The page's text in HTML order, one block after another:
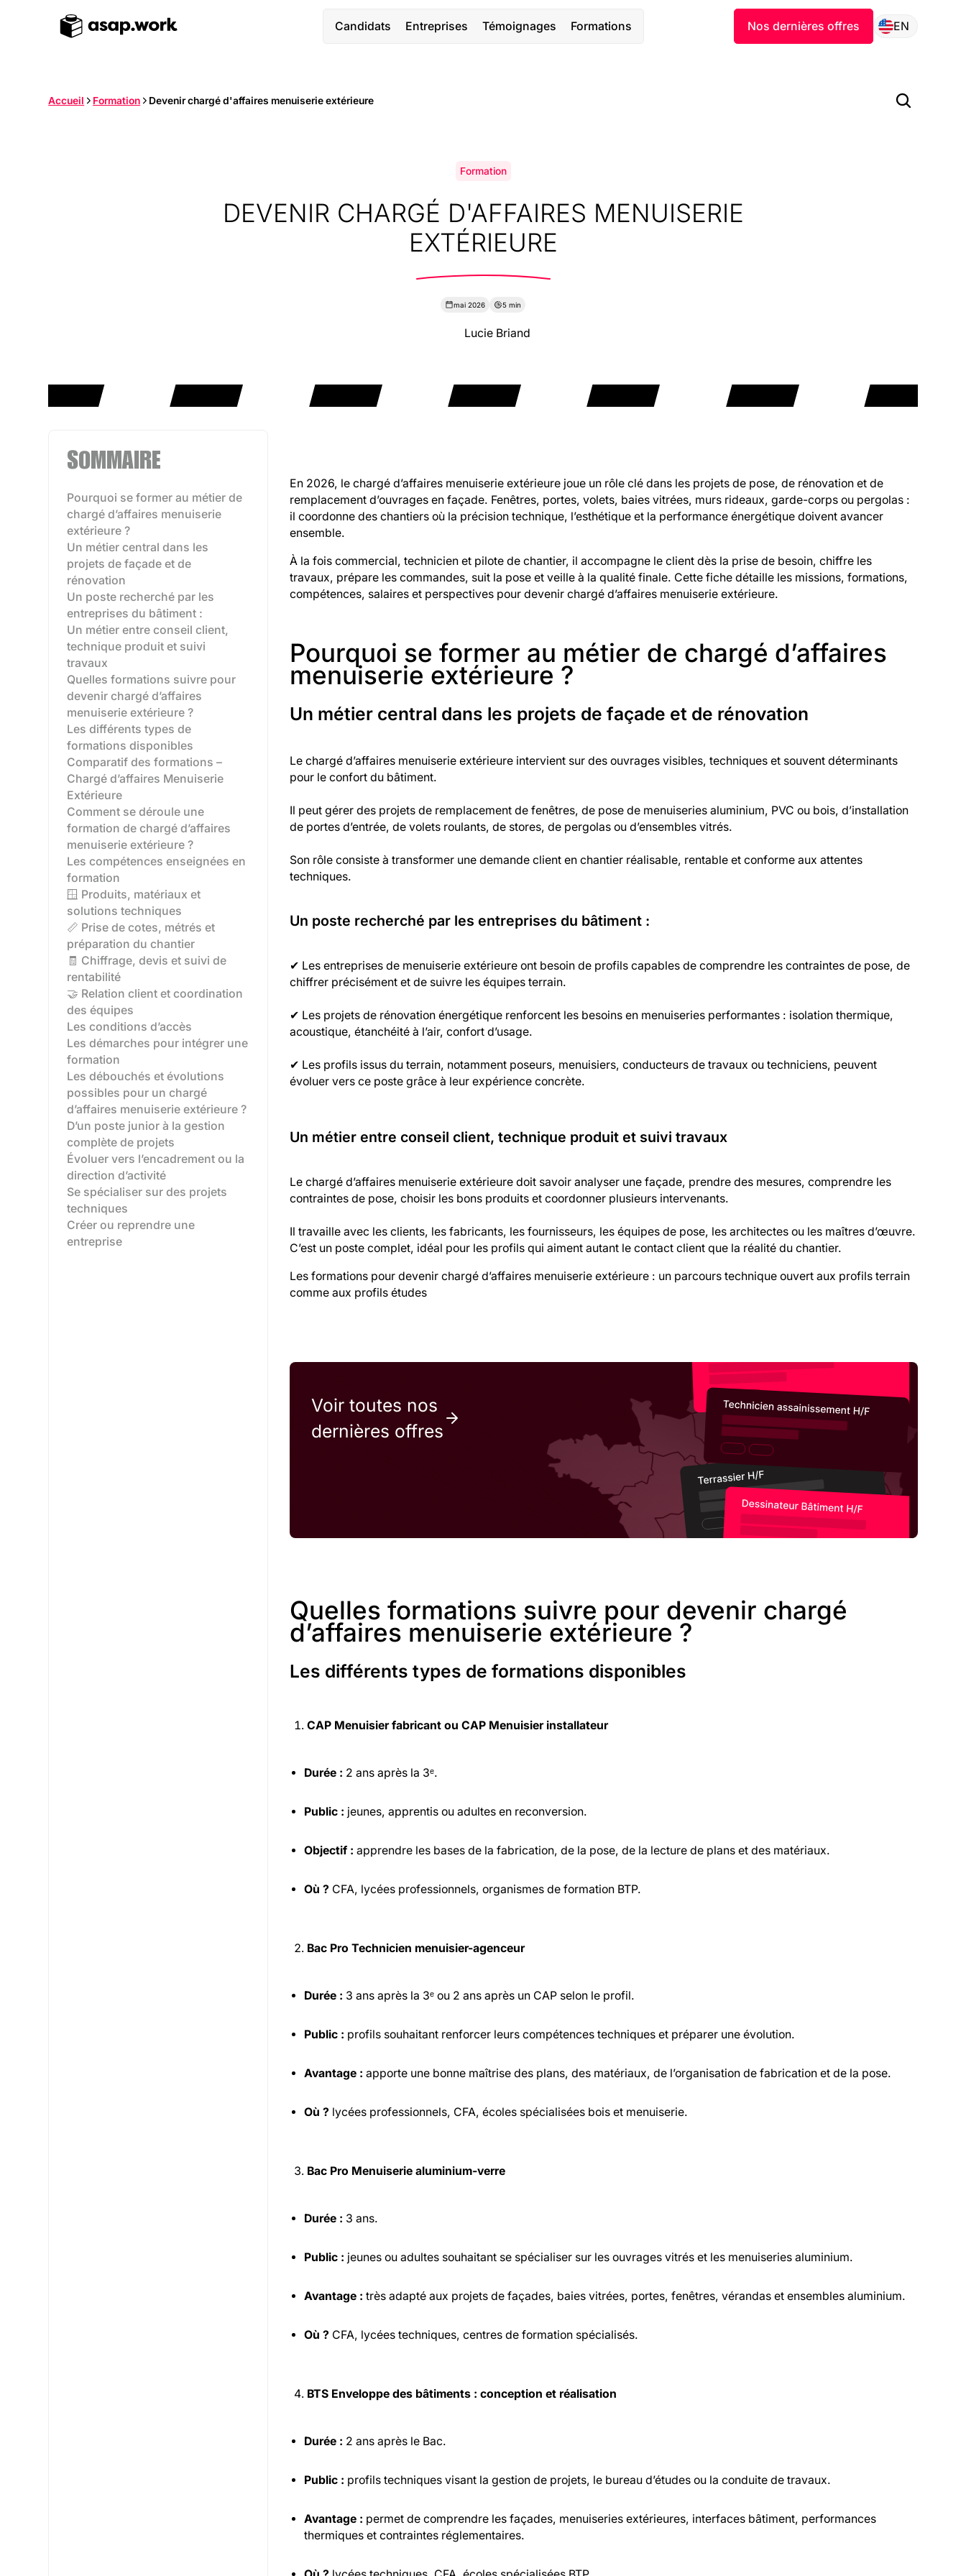
Candidats Entreprises Témoignages Formations Nos dernières offres EN
Accueil Formation Devenir chargé d'affaires menuiserie extérieure
Formation
DEVENIR CHARGÉ D'AFFAIRES MENUISERIE
EXTÉRIEURE
mai 2026 5 min
Lucie Briand
SOMMAIRE
Pourquoi se former au métier de
chargé d’affaires menuiserie
extérieure ?
Un métier central dans les
projets de façade et de
rénovation
Un poste recherché par les
entreprises du bâtiment :
Un métier entre conseil client,
technique produit et suivi
travaux
Quelles formations suivre pour
devenir chargé d’affaires
menuiserie extérieure ?
Les différents types de
formations disponibles‍
Comparatif des formations –
Chargé d’affaires Menuiserie
Extérieure
Comment se déroule une
formation de chargé d’affaires
menuiserie extérieure ?
Les compétences enseignées en
formation
🪟 Produits, matériaux et
solutions techniques
📏 Prise de cotes, métrés et
préparation du chantier
🧾 Chiffrage, devis et suivi de
rentabilité
🤝 Relation client et coordination
des équipes
Les conditions d’accès
Les démarches pour intégrer une
formation
Les débouchés et évolutions
possibles pour un chargé
d’affaires menuiserie extérieure ?
D’un poste junior à la gestion
complète de projets‍
Évoluer vers l’encadrement ou la
direction d’activité‍
Se spécialiser sur des projets
techniques‍
Créer ou reprendre une
entreprise‍
En 2026, le chargé d’affaires menuiserie extérieure joue un rôle clé dans les projets de pose, de rénovation et de
remplacement d’ouvrages en façade. Fenêtres, portes, volets, baies vitrées, murs rideaux, garde-corps ou pergolas :
il coordonne des chantiers où la précision technique, l’esthétique et la performance énergétique doivent avancer
ensemble.
À la fois commercial, technicien et pilote de chantier, il accompagne le client dès la prise de besoin, chiffre les
travaux, prépare les commandes, suit la pose et veille à la qualité finale. Cette fiche détaille les missions, formations,
compétences, salaires et perspectives pour devenir chargé d’affaires menuiserie extérieure.
Pourquoi se former au métier de chargé d’affaires
menuiserie extérieure ?
Un métier central dans les projets de façade et de rénovation
Le chargé d’affaires menuiserie extérieure intervient sur des ouvrages visibles, techniques et souvent déterminants
pour le confort du bâtiment.
Il peut gérer des projets de remplacement de fenêtres, de pose de menuiseries aluminium, PVC ou bois, d’installation
de portes d’entrée, de volets roulants, de stores, de pergolas ou d’ensembles vitrés.
Son rôle consiste à transformer une demande client en chantier réalisable, rentable et conforme aux attentes
techniques.
Un poste recherché par les entreprises du bâtiment :
✔ Les entreprises de menuiserie extérieure ont besoin de profils capables de comprendre les contraintes de pose, de
chiffrer précisément et de suivre les équipes terrain.
✔ Les projets de rénovation énergétique renforcent les besoins en menuiseries performantes : isolation thermique,
acoustique, étanchéité à l’air, confort d’usage.
✔ Les profils issus du terrain, notamment poseurs, menuisiers, conducteurs de travaux ou techniciens, peuvent
évoluer vers ce poste grâce à leur expérience concrète.
Un métier entre conseil client, technique produit et suivi travaux
Le chargé d’affaires menuiserie extérieure doit savoir analyser une façade, prendre des mesures, comprendre les
contraintes de pose, choisir les bons produits et coordonner plusieurs intervenants.
Il travaille avec les clients, les fabricants, les fournisseurs, les équipes de pose, les architectes ou les maîtres d’œuvre.
C’est un poste complet, idéal pour les profils qui aiment autant le contact client que la réalité du chantier.
Les formations pour devenir chargé d’affaires menuiserie extérieure : un parcours technique ouvert aux profils terrain
comme aux profils études
Voir toutes nos
dernières offres
Quelles formations suivre pour devenir chargé
d’affaires menuiserie extérieure ?
Les différents types de formations disponibles
CAP Menuisier fabricant ou CAP Menuisier installateur
Durée : 2 ans après la 3ᵉ.
Public : jeunes, apprentis ou adultes en reconversion.
Objectif : apprendre les bases de la fabrication, de la pose, de la lecture de plans et des matériaux.
Où ? CFA, lycées professionnels, organismes de formation BTP.
Bac Pro Technicien menuisier-agenceur
Durée : 3 ans après la 3ᵉ ou 2 ans après un CAP selon le profil.
Public : profils souhaitant renforcer leurs compétences techniques et préparer une évolution.
Avantage : apporte une bonne maîtrise des plans, des matériaux, de l’organisation de fabrication et de la pose.
Où ? lycées professionnels, CFA, écoles spécialisées bois et menuiserie.
Bac Pro Menuiserie aluminium-verre
Durée : 3 ans.
Public : jeunes ou adultes souhaitant se spécialiser sur les ouvrages vitrés et les menuiseries aluminium.
Avantage : très adapté aux projets de façades, baies vitrées, portes, fenêtres, vérandas et ensembles aluminium.
Où ? CFA, lycées techniques, centres de formation spécialisés.
BTS Enveloppe des bâtiments : conception et réalisation
Durée : 2 ans après le Bac.
Public : profils techniques visant la gestion de projets, le bureau d’études ou la conduite de travaux.
Avantage : permet de comprendre les façades, menuiseries extérieures, interfaces bâtiment, performances
thermiques et contraintes réglementaires.